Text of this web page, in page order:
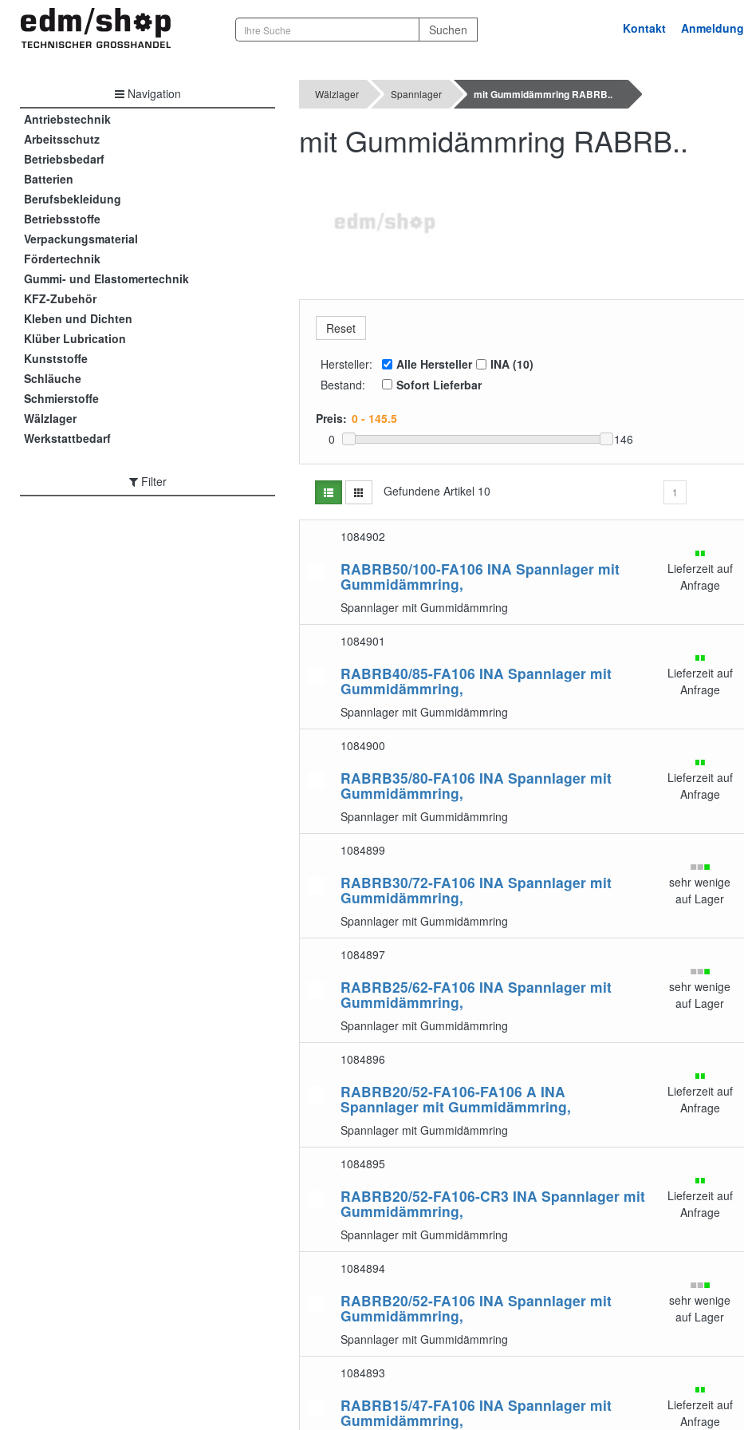
Kontakt Anmeldung
Navigation
Antriebstechnik
Arbeitsschutz
Betriebsbedarf
Batterien
Berufsbekleidung
Betriebsstoffe
Verpackungsmaterial
Fördertechnik
Gummi- und Elastomertechnik
KFZ-Zubehör
Kleben und Dichten
Klüber Lubrication
Kunststoffe
Schläuche
Schmierstoffe
Wälzlager
Werkstattbedarf
Filter
Wälzlager Spannlager mit Gummidämmring RABRB..
mit Gummidämmring RABRB..
Hersteller: Alle Hersteller
INA (10)
Bestand:
Sofort Lieferbar
Preis:
0
146
Gefundene Artikel 10 1
1084902
RABRB50/100-FA106 INA Spannlager mit
Gummidämmring,
Spannlager mit Gummidämmring
Lieferzeit auf
Anfrage
1084901
RABRB40/85-FA106 INA Spannlager mit
Gummidämmring,
Spannlager mit Gummidämmring
Lieferzeit auf
Anfrage
1084900
RABRB35/80-FA106 INA Spannlager mit
Gummidämmring,
Spannlager mit Gummidämmring
Lieferzeit auf
Anfrage
1084899
RABRB30/72-FA106 INA Spannlager mit
Gummidämmring,
Spannlager mit Gummidämmring
sehr wenige
auf Lager
1084897
RABRB25/62-FA106 INA Spannlager mit
Gummidämmring,
Spannlager mit Gummidämmring
sehr wenige
auf Lager
1084896
RABRB20/52-FA106-FA106 A INA
Spannlager mit Gummidämmring,
Spannlager mit Gummidämmring
Lieferzeit auf
Anfrage
1084895
RABRB20/52-FA106-CR3 INA Spannlager mit
Gummidämmring,
Spannlager mit Gummidämmring
Lieferzeit auf
Anfrage
1084894
RABRB20/52-FA106 INA Spannlager mit
Gummidämmring,
Spannlager mit Gummidämmring
sehr wenige
auf Lager
1084893
RABRB15/47-FA106 INA Spannlager mit
Gummidämmring,
Lieferzeit auf
Anfrage